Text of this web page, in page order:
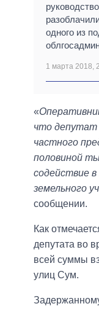
одного из
1 марта 2018,
«
что депутат
частного
половиной
содействие
земельного
сообщении.
Как
депутата во
всей суммы
улиц Сум.